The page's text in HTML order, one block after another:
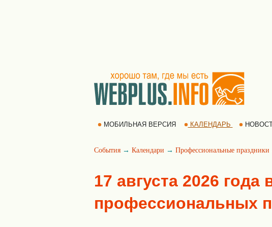
МОБИЛЬНАЯ ВЕРСИЯ КАЛЕНДАРЬ
События → Календари → Профессиональные праздники
17 августа 2026 года
профессиональных